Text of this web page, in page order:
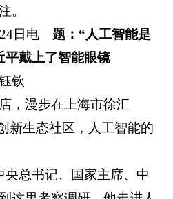
。
24日电 题：“人工智能是
戴上了智能眼镜
钦
，漫步在上海市徐汇
新生态社区，人工智能的
央总书记、国家主席、中